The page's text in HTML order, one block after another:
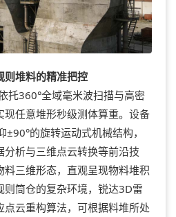
堆料的精准把控
360°全域毫米波扫描与高密
任意堆形秒级测体算重。设备
的旋转运动式机械结构，
析与三维点云转换等前沿技
三维形态，直观呈现物料堆积
筒仓的复杂环境，锐达3D雷
云重构算法，可根据料堆所处